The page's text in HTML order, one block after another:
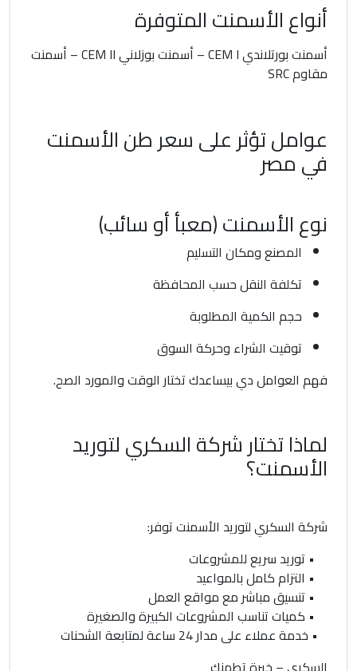
أنواع الأسمنت المتوفرة
أسمنت بورتلاندي CEM I – أسمنت بوزلاني CEM II – أسمنت
مقاوم SRC
عوامل تؤثر على سعر طن الأسمنت
في مصر
نوع الأسمنت (معبأ أو سائب)
المصنع ومكان التسليم
تكلفة النقل حسب المحافظة
حجم الكمية المطلوبة
توقيت الشراء وحركة السوق
فهم العوامل دي بيساعدك تختار الوقت والمورد الصح.
لماذا تختار شركة السكري لتوريد
الأسمنت؟
شركة السكري لتوريد الأسمنت توفر:
• توريد سريع للمشروعات
• التزام كامل بالمواعيد
• تنسيق مباشر مع مواقع العمل
• كميات تناسب المشروعات الكبيرة والصغيرة
• خدمة عملاء على مدار 24 ساعة لمتابعة الشحنات